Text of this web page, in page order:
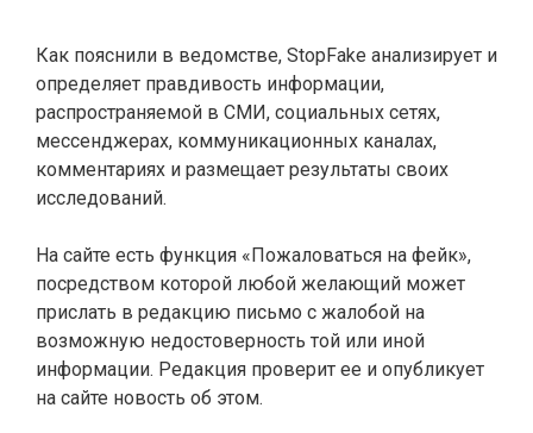
Как пояснили в ведомстве, StopFake анализирует и
определяет правдивость информации,
распространяемой в СМИ, социальных сетях,
мессенджерах, коммуникационных каналах,
комментариях и размещает результаты своих
исследований.
На сайте есть функция «Пожаловаться на фейк»,
посредством которой любой желающий может
прислать в редакцию письмо с жалобой на
возможную недостоверность той или иной
информации. Редакция проверит ее и опубликует
на сайте новость об этом.